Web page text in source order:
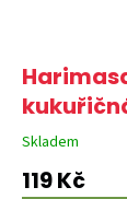
Průměrné
hodnocení
produktu
Skladem
119 Kč